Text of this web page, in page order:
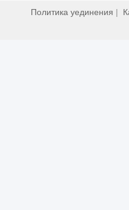
Политика уединения |